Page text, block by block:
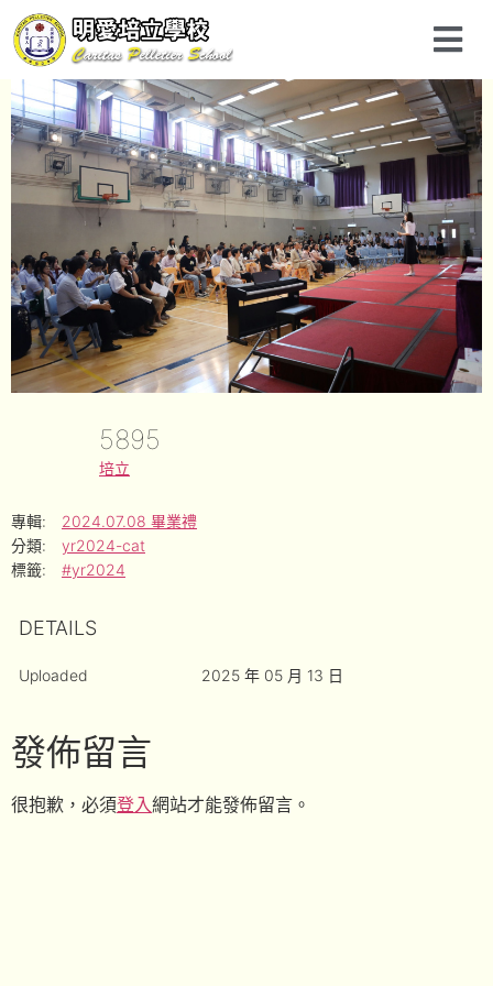
5895
培立
專輯:
2024.07.08 畢業禮
分類:
yr2024-cat
標籤:
#yr2024
DETAILS
Uploaded 2025 年 05 月 13 日
發佈留言
很抱歉，必須登入網站才能發佈留言。